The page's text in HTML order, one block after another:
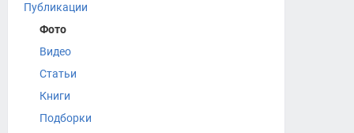
Публикации
Фото
Видео
Статьи
Книги
Подборки